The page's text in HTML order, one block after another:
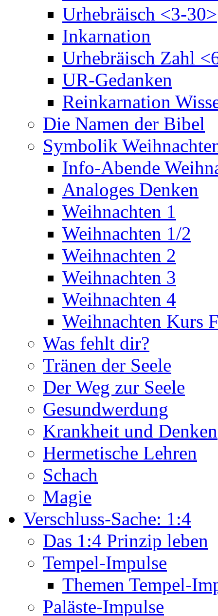
Urhebräisch <3-30>
Inkarnation
Urhebräisch Zahl
UR-Gedanken
Reinkarnation
Die Namen der Bibel
Symbolik
Info-Abende
Analoges Denken
Weihnachten 1
Weihnachten 1/2
Weihnachten 2
Weihnachten 3
Weihnachten 4
Weihnachten Kurs
Was fehlt dir?
Tränen der Seele
Der Weg zur Seele
Gesundwerdung
Krankheit und Denken
Hermetische Lehren
Schach
Magie
Verschluss-Sache: 1:4
Das 1:4 Prinzip leben
Tempel-Impulse
Themen Tempel-
Paläste-Impulse